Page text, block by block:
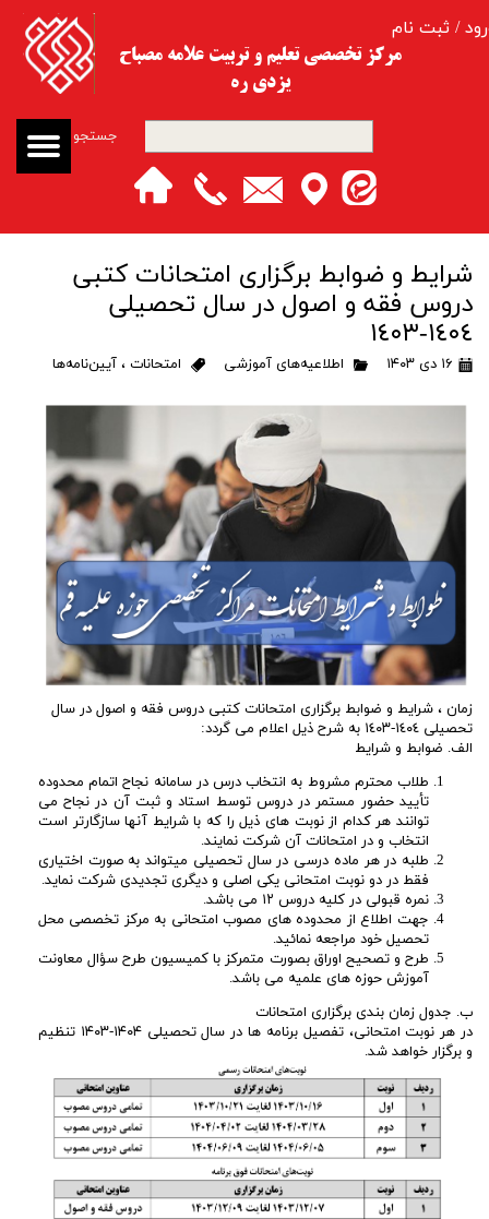
جستجو
/ ثبت نام
حساب کاربری من
خروج از حساب کاربری
مرکز تخصصی تعلیم و تربیت​​​​​​​ علامه مصباح
یزدی ره
شرایط و ضوابط برگزاری امتحانات کتبی
دروس فقه و اصول در سال تحصیلی
١٤٠٤-١٤٠٣
۱۶ دی ۱۴۰۳ اطلاعیه‌های آموزشی امتحانات ،آیین‌نامه‌ها
زمان ، شرایط و ضوابط برگزاری امتحانات کتبی دروس فقه و اصول در سال
تحصیلی ١٤٠٤-١٤٠٣ به شرح ذیل اعلام می گردد:
الف. ضوابط و شرایط
طلاب محترم مشروط به انتخاب درس در سامانه نجاح اتمام محدوده
تأیید حضور مستمر در دروس توسط استاد و ثبت آن در نجاح می
توانند هر کدام از نوبت های ذیل را که با شرایط آنها سازگارتر است
انتخاب و در امتحانات آن شرکت نمایند.
طلبه در هر ماده درسی در سال تحصیلی میتواند به صورت اختیاری
فقط در دو نوبت امتحانی یکی اصلی و دیگری تجدیدی شرکت نماید.
نمره قبولی در کلیه دروس ۱۲ می باشد.
جهت اطلاع از محدوده های مصوب امتحانی به مرکز تخصصی محل
تحصیل خود مراجعه نمائید.
طرح و تصحیح اوراق بصورت متمرکز با کمیسیون طرح سؤال معاونت
آموزش حوزه های علمیه می باشد.
ب. جدول زمان بندی برگزاری امتحانات
در هر نوبت امتحانی، تفصیل برنامه ها در سال تحصیلی ۱۴۰۴-۱۴۰۳ تنظیم
و برگزار خواهد شد.